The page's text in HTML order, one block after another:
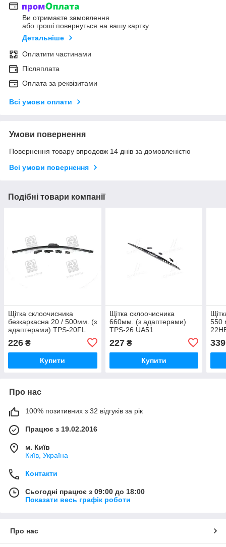
Ви отримаєте замовлення
або гроші повернуться на вашу картку
Детальніше
Оплатити частинами
Післяплата
Оплата за реквізитами
Всі умови оплати
Умови повернення
Повернення товару впродовж 14 днів за домовленістю
Всі умови повернення
Подібні товари компанії
Щітка склоочисника
безкаркасна 20 / 500мм. (з
адаптерами) TPS-20FL
226 ₴
Купити
Щітка склоочисника
660мм. (з адаптерами)
TPS-26 UA51
227₴
Купити
550
339
Про нас
100% позитивних з 32 відгуків за рік
Працює з 19.02.2016
м. Київ
Київ, Україна
Контакти
Сьогодні працює з 09:00 до 18:00
Показати весь графік роботи
Про нас